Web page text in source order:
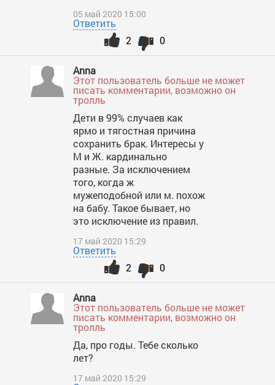
05 май 2020 15:00
Ответить
0
2
Anna
Этот пользователь больше не может
писать комментарии, возможно он
тролль
Дети в 99% случаев как
ярмо и тягостная причина
сохранить брак. Интересы у
М и Ж. кардинально
разные. За исключением
того, когда ж
мужеподобной или м. похож
на бабу. Такое бывает, но
это исключение из правил.
17 май 2020 15:29
Ответить
0
2
Anna
Этот пользователь больше не может
писать комментарии, возможно он
тролль
Да, про годы. Тебе сколько
лет?
17 май 2020 15:29